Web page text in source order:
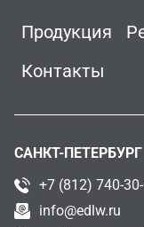
Продукция
Контакты
САНКТ-ПЕТЕРБУРГ
+7 (812) 740-
info@edlw.ru